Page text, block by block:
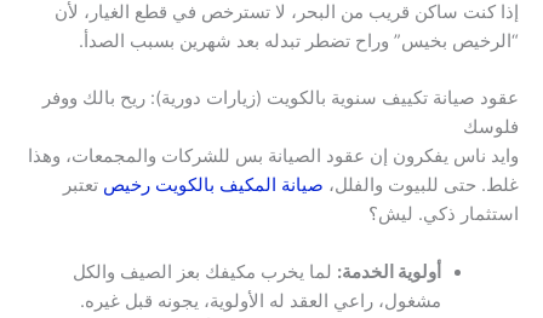
إذا كنت ساكن قريب من البحر، لا تسترخص في قطع الغيار، لأن
“الرخيص بخيس” وراح تضطر تبدله بعد شهرين بسبب الصدأ.
عقود صيانة تكييف سنوية بالكويت (زيارات دورية): ريح بالك ووفر
فلوسك
وايد ناس يفكرون إن عقود الصيانة بس للشركات والمجمعات، وهذا
غلط. حتى للبيوت والفلل، صيانة المكيف بالكويت رخيص تعتبر
استثمار ذكي. ليش؟
أولوية الخدمة: لما يخرب مكيفك بعز الصيف والكل
مشغول، راعي العقد له الأولوية، يجونه قبل غيره.